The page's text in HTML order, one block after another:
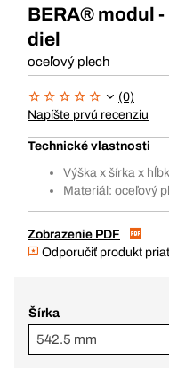
BERA® modul
diel
oceľový plech
(0)
Napíšte prvú recenziu
Technické vlastnosti
Výška x šírka x
Materiál: oceľový
Zobrazenie PDF
Odporučiť produkt
Šírka
542.5 mm